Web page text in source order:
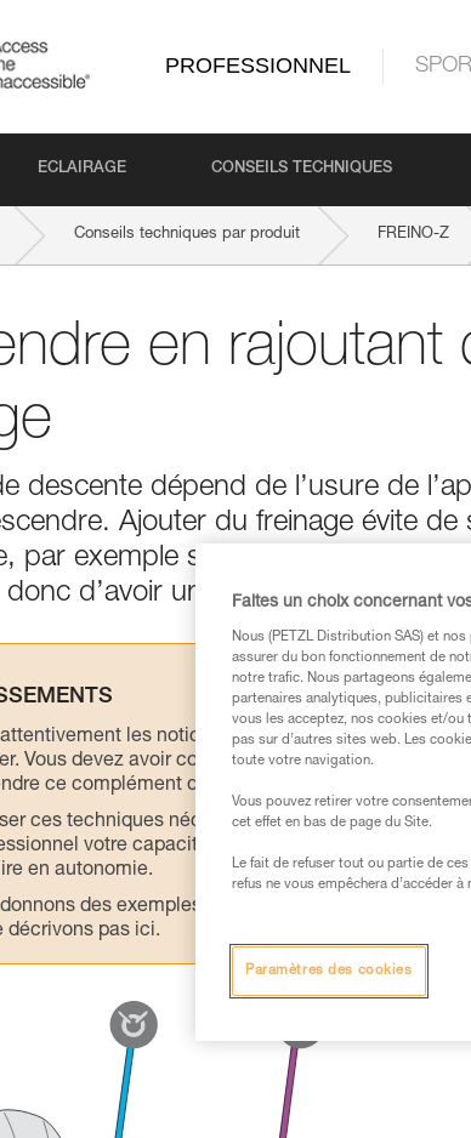
PROFESSIONNEL
ECLAIRAGE CONSEILS TECHNIQUES
Conseils techniques par produit FREINO-Z
en rajoutant
descente dépend de l’usure de
Ajouter du freinage évite
par exemple sur corde fine et
d’avoir un meilleur confort de
les notices techniques des produits
Vous devez avoir compris les informations de la
ce complément d’informations.
ces techniques nécessite une formation et un
votre capacité à refaire la manipulation,
en autonomie.
des exemples de techniques liées à votre
décrivons pas ici.
Faites un choix concernant
Nous (PETZL Distribution SAS) et
assurer du bon fonctionnement de
notre trafic. Nous partageons
partenaires analytiques, publicitaires
vous les acceptez, nos cookies et/ou
pas sur d’autres sites web. Les
toute votre navigation.
Vous pouvez retirer votre
cet effet en bas de page du Site.
Le fait de refuser tout ou partie de
refus ne vous empêchera d’accéder à
Paramètres des cookies